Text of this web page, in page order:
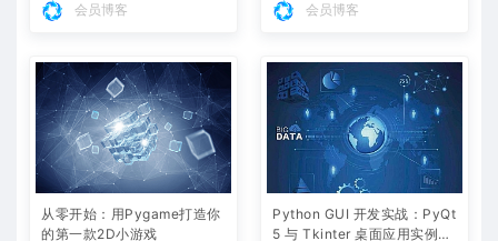
会员博客 会员博客
从零开始：用Pygame打造你
的第一款2D小游戏
Python GUI 开发实战：PyQt
5 与 Tkinter 桌面应用实例详